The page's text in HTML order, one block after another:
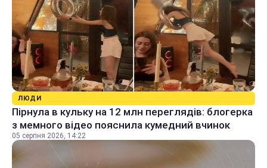
ЛЮДИ
Пірнула в кульку на 12 млн переглядів: блогерка
з мемного відео пояснила кумедний вчинок
05 серпня 2026, 14:22